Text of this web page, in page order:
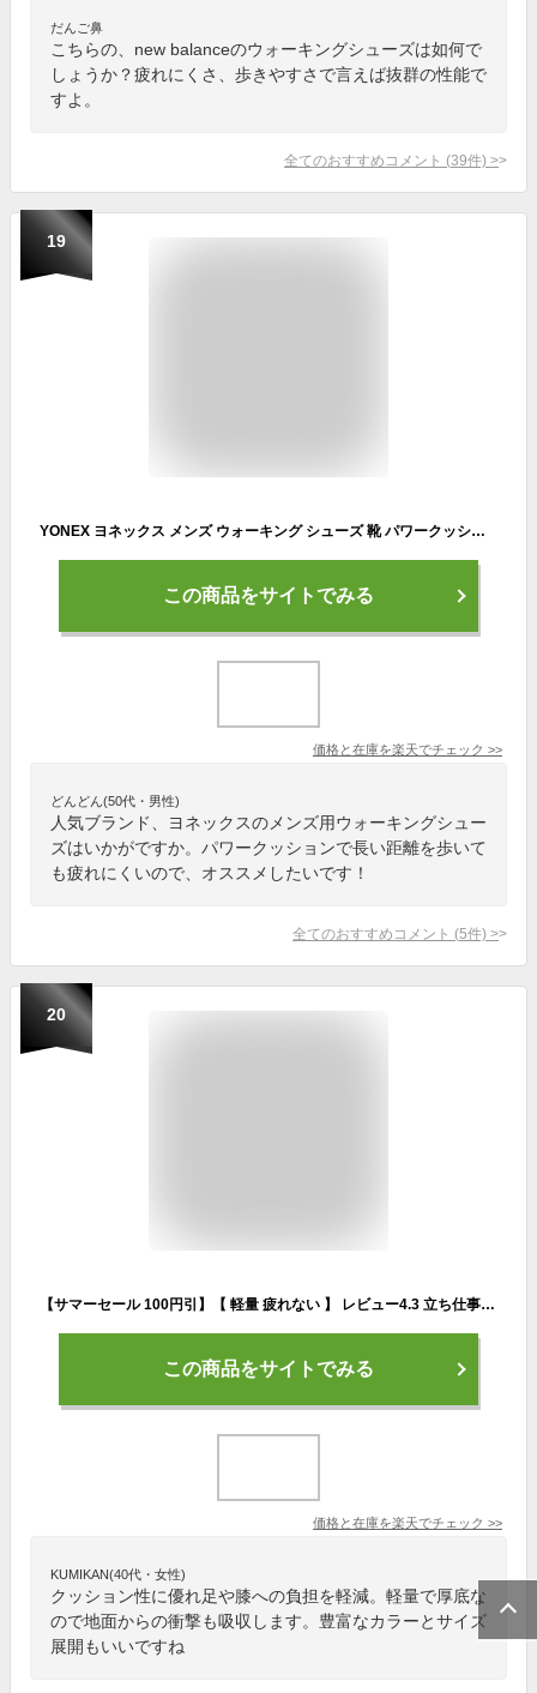
だんご鼻
こちらの、new balanceのウォーキングシューズは如何で
しょうか？疲れにくさ、歩きやすさで言えば抜群の性能で
すよ。
全てのおすすめコメント (39件) >
19
YONEX ヨネックス メンズ ウォーキング シューズ 靴 パワークッション MC30W 4.5E 全5色
この商品をサイトでみる
価格と在庫を楽天でチェック >>
どんどん(50代・男性)
人気ブランド、ヨネックスのメンズ用ウォーキングシュー
ズはいかがですか。パワークッションで長い距離を歩いて
も疲れにくいので、オススメしたいです！
全てのおすすめコメント (5件) >
20
【サマーセール 100円引】【 軽量 疲れない 】 レビュー4.3 立ち仕事 スニーカー 3色 23.0 ～ 28.0 cm 歩きやすい ウォーキングシューズ おしゃれ 靴 レディース メンズ スポーツシューズ ランニングシューズ ジョギングシューズ 男性 女性 カジュアル スポーティ 黒 赤 緑
この商品をサイトでみる
価格と在庫を楽天でチェック >>
KUMIKAN(40代・女性)
クッション性に優れ足や膝への負担を軽減。軽量で厚底な
ので地面からの衝撃も吸収します。豊富なカラーとサイズ
展開もいいですね